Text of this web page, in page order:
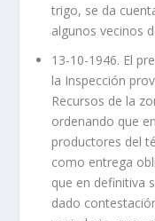
trigo, se da
algunos vecinos
13-10-1946. El
la Inspección
Recursos de la
ordenando que
productores del
como entrega
que en definitiva
dado